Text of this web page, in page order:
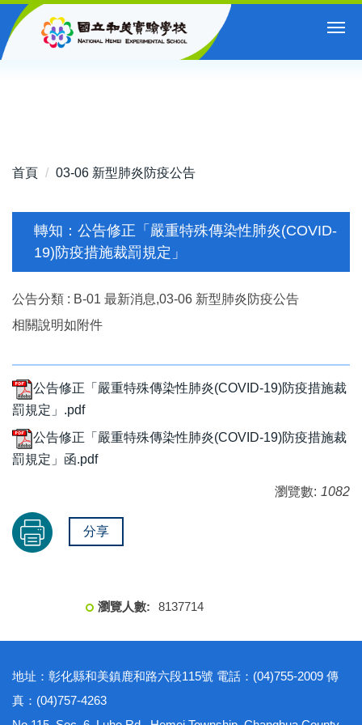
跳
到
首頁 03-06 新型肺炎防疫公告
轉知：公告修正「嚴重特殊傳染性肺炎(COVID-
19)防疫措施裁罰規定」
公告分類 : B-01 最新消息,03-06 新型肺炎防疫公告
相關說明如附件
公告修正「嚴重特殊傳染性肺炎(COVID-19)防疫措施裁
罰規定」.pdf
公告修正「嚴重特殊傳染性肺炎(COVID-19)防疫措施裁
罰規定」函.pdf
瀏覽數: 1082
分享
8137714
地址：彰化縣和美鎮鹿和路六段115號 電話：(04)755-2009 傳
真：(04)757-4263